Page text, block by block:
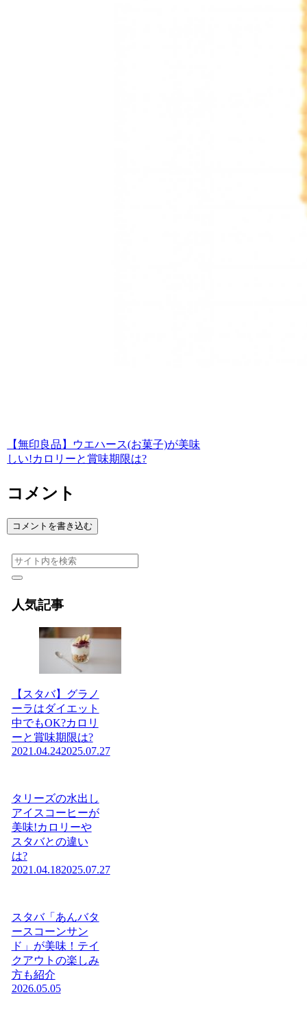
【無印良品】ウエハース(お菓子)が美味
しい!カロリーと賞味期限は?
コメント
コメントを書き込む
人気記事
【スタバ】グラノ
ーラはダイエット
中でもOK?カロリ
ーと賞味期限は?
2021.04.242025.07.27
タリーズの水出し
アイスコーヒーが
美味!カロリーや
スタバとの違い
は?
2021.04.182025.07.27
スタバ「あんバタ
ースコーンサン
ド」が美味！テイ
クアウトの楽しみ
方も紹介
2026.05.05